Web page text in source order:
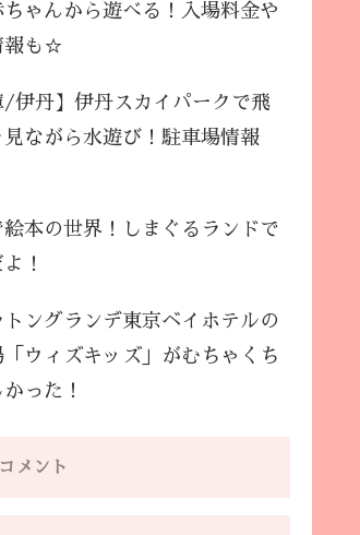
ちゃんから遊べる！入場料金や
報も☆
/伊丹】伊丹スカイパークで飛
見ながら水遊び！駐車場情報
絵本の世界！しまぐるランドで
！
トングランデ東京ベイホテルの
ウィズキッズ」がむちゃくち
った！
メント